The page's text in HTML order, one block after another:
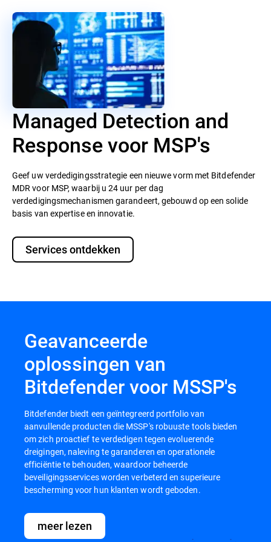
Managed Detection and
Response voor MSP's
Geef uw verdedigingsstrategie een nieuwe vorm met Bitdefender
MDR voor MSP, waarbij u 24 uur per dag
verdedigingsmechanismen garandeert, gebouwd op een solide
basis van expertise en innovatie.
Services ontdekken
Geavanceerde
oplossingen van
Bitdefender voor MSSP's
Bitdefender biedt een geïntegreerd portfolio van
aanvullende producten die MSSP's robuuste tools bieden
om zich proactief te verdedigen tegen evoluerende
dreigingen, naleving te garanderen en operationele
efficiëntie te behouden, waardoor beheerde
beveiligingsservices worden verbeterd en superieure
bescherming voor hun klanten wordt geboden.
meer lezen